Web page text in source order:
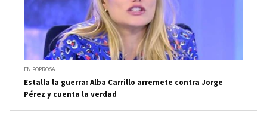
EN POPROSA
Estalla la guerra: Alba Carrillo arremete contra Jorge
Pérez y cuenta la verdad